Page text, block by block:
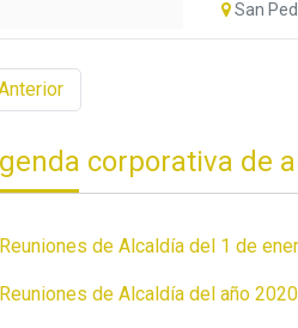
San
corporativa de
Reuniones de Alcaldía del 1 de
Reuniones de Alcaldía del año 2020